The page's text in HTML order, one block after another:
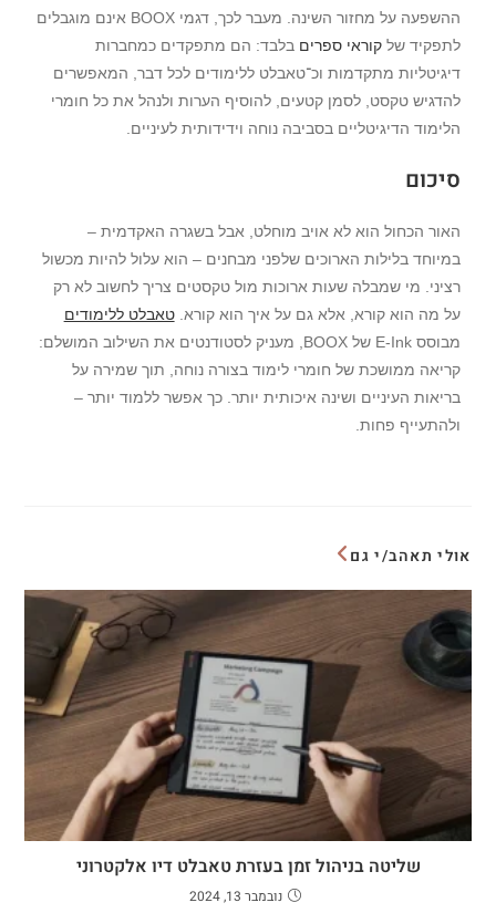
ההשפעה על מחזור השינה. מעבר לכך, דגמי BOOX אינם מוגבלים
לתפקיד שלקוראי ספרים בלבד: הם מתפקדים כמחברות
דיגיטליות מתקדמות וכ־טאבלט ללימודים לכל דבר, המאפשרים
להדגיש טקסט, לסמן קטעים, להוסיף הערות ולנהל את כל חומרי
הלימוד הדיגיטליים בסביבה נוחה וידידותית לעיניים.
סיכום
האור הכחול הוא לא אויב מוחלט, אבל בשגרה האקדמית –
במיוחד בלילות הארוכים שלפני מבחנים – הוא עלול להיות מכשול
רציני. מי שמבלה שעות ארוכות מול טקסטים צריך לחשוב לא רק
על מה הוא קורא, אלא גם על איך הוא קורא.טאבלט ללימודים
מבוסס E-Ink של BOOX, מעניק לסטודנטים את השילוב המושלם:
קריאה ממושכת של חומרי לימוד בצורה נוחה, תוך שמירה על
בריאות העיניים ושינה איכותית יותר. כך אפשר ללמוד יותר –
ולהתעייף פחות.
אולי תאהב/י גם
שליטה בניהול זמן בעזרת טאבלט דיו אלקטרוני
נובמבר 13, 2024